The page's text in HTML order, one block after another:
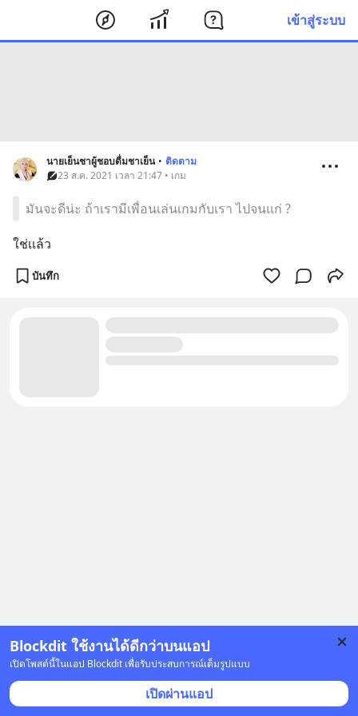
เข้าสู่ระบบ
Blockdit ใช้งานได้ดีกว่าบนแอป
เปิดโพสต์นี้ในแอป Blockdit เพื่อรับประสบการณ์เต็มรูปแบบ
เปิดผ่านแอป
นายเย็นชาผู้ชอบดื่มชาเย็น • ติดตาม
23 ส.ค. 2021 เวลา 21:47 • เกม
มันจะดีน่ะ ถ้าเรามีเพื่อนเล่นเกมกับเรา ไปจนแก่ ?
ใช่เเล้ว
บันทึก
โฆษณา